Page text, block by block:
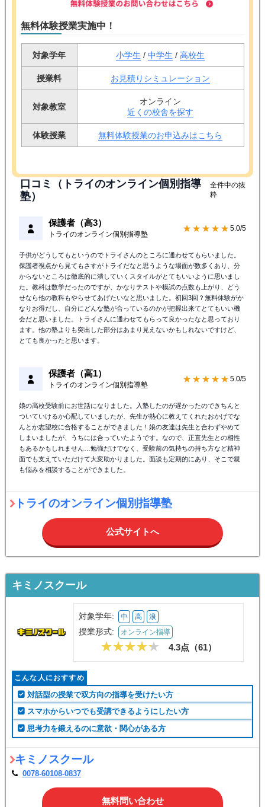
無料体験授業実施中！
対象学年 小学生 / 中学生 / 高校生
授業料 お見積りシミュレーション
対象教室
オンライン
近くの校舎を探す
体験授業 無料体験授業のお申込みはこちら
口コミ（トライのオンライン個別指導
塾）
全件中の抜
粋
保護者（高3）
トライのオンライン個別指導塾
★★★★★ 5.0/5
子供がどうしてもというのでトライさんのところに通わせてもらいました。
保護者視点から見てもさすがトライだなと思うような場面が数多くあり、分
からないところは徹底的に潰していくスタイルがとてもいいように思いまし
た。教科は数学だったのですが、かなりテストや模試の点数も上がり、どう
せなら他の教科もやらせてあげたいなと思いました。初回3回？無料体験がか
なりお得だし、自分にどんな塾が合っているのかが把握出来てとてもいい機
会だと思いました。トライさんに通わせてもらって良かったなと思っており
ます。他の塾よりも突出した部分はあまり見えないかもしれないですけど、
とても良かったと思います。
保護者（高1）
トライのオンライン個別指導塾
★★★★★ 5.0/5
娘の高校受験前にお世話になりました。入塾したのが遅かったのできちんと
ついていけるか心配していましたが、先生が熱心に教えてくれたおかげでな
んとか志望校に合格することができました！娘の友達は先生と合わずやめて
しまいましたが、うちには合っていたようです。なので、正直先生との相性
もあるかもしれません…勉強だけでなく、受験前の気持ちの持ち方など精神
面でも支えていただけて大変助かりました。面談も定期的にあり、そこで親
も悩みを相談することができました。
トライのオンライン個別指導塾
公式サイトへ
キミノスクール
対象学年: 中 高 浪
授業形式: オンライン指導
4.3点（61）
こんな人におすすめ
対話型の授業で双方向の指導を受けたい方
スマホからいつでも受講できるようにしたい方
思考力を鍛えるのに意欲・関心がある方
キミノスクール
0078-60108-0837
無料問い合わせ